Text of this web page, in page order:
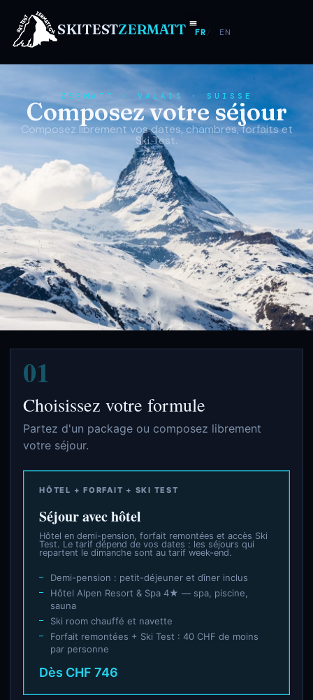
SKITESTZERMATT FR EN
ZERMATT · VALAIS · SUISSE
Composez votre séjour
Composez librement vos dates, chambres, forfaits et
Ski Test.
01
Choisissez votre formule
Partez d'un package ou composez librement
votre séjour.
HÔTEL + FORFAIT + SKI TEST
Séjour avec hôtel
Hôtel en demi-pension, forfait remontées et accès Ski
Test. Le tarif dépend de vos dates : les séjours qui
repartent le dimanche sont au tarif week-end.
Demi-pension : petit-déjeuner et dîner inclus
Hôtel Alpen Resort & Spa 4★ — spa, piscine,
sauna
Ski room chauffé et navette
Forfait remontées + Ski Test : 40 CHF de moins
par personne
Dès CHF 746